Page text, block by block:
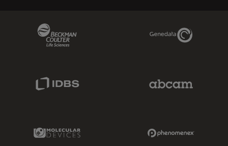
Genedata Link
Molecular Devices Link